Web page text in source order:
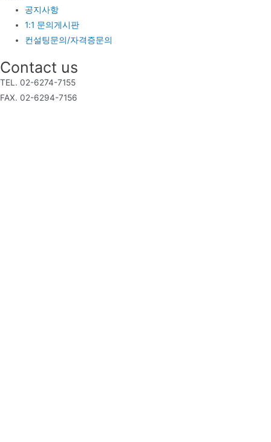
공지사항
1:1 문의게시판
컨설팅문의/자격증문의
Contact us
TEL. 02-6274-7155
FAX. 02-6294-7156